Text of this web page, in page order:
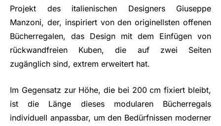
Projekt des italienischen Designers Giuseppe
Manzoni, der, inspiriert von den originellsten offenen
Bücherregalen, das Design mit dem Einfügen von
rückwandfreien Kuben, die auf zwei Seiten
zugänglich sind, extrem erweitert hat.
Im Gegensatz zur Höhe, die bei 200 cm fixiert bleibt,
ist die Länge dieses modularen Bücherregals
individuell anpassbar, um den Bedürfnissen moderner